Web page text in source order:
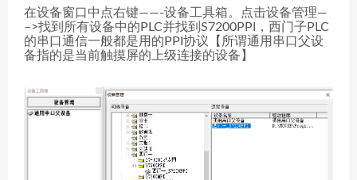
在设备窗口中点右键——-设备工具箱。点击设备管理—
–>找到所有设备中的PLC并找到S7200PPI，西门子PLC
的串口通信一般都是用的PPI协议【所谓通用串口父设
备指的是当前触摸屏的上级连接的设备】